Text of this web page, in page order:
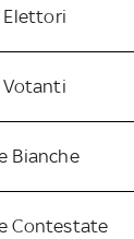
Elettori
Votanti
Bianche
Contestate